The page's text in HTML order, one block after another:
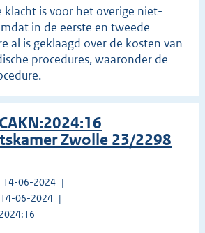
klacht is voor het overige niet-
in de eerste en tweede
al is geklaagd over de kosten van
procedures, waaronder de
Zwolle 23/2298
14-06-2024
06-2024